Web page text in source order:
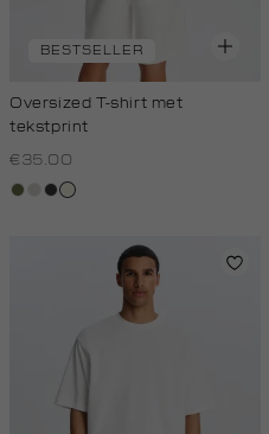
BESTSELLER
Oversized T-shirt met
tekstprint
€35.00
groen,
taupe,
grijs,
wit,